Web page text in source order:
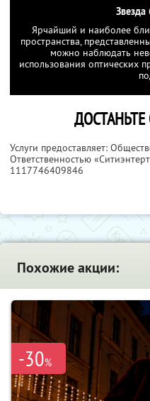
Ярчайший и наиболее
пространства,
можно наблюдать
использования оптических
ДОСТАНЬТЕ
Услуги предоставляет:
Ответственностью
1117746409846
Похожие акции:
-30%